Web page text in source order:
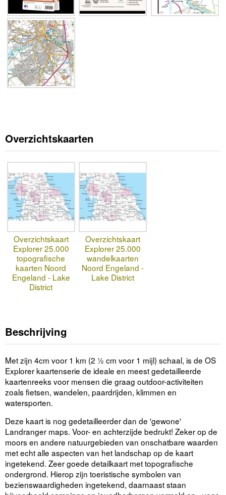
Overzichtskaarten
Overzichtskaart
Explorer 25.000
topografische
kaarten Noord
Engeland - Lake
District
Overzichtskaart
Explorer 25.000
wandelkaarten
Noord Engeland -
Lake District
Beschrijving
Met zijn 4cm voor 1 km (2 ½ cm voor 1 mijl) schaal, is de OS
Explorer kaartenserie de ideale en meest gedetailleerde
kaartenreeks voor mensen die graag outdoor-activiteiten
zoals fietsen, wandelen, paardrijden, klimmen en
watersporten.
Deze kaart is nog gedetailleerder dan de 'gewone'
Landranger maps. Voor- en achterzijde bedrukt! Zeker op de
moors en andere natuurgebieden van onschatbare waarden
met echt alle aspecten van het landschap op de kaart
ingetekend. Zeer goede detailkaart met topografische
ondergrond. Hierop zijn toeristische symbolen van
bezienswaardigheden ingetekend, daarnaast staan